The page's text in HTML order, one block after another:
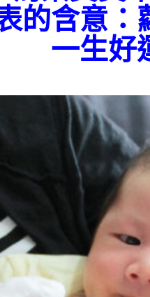
的含意：
一生好